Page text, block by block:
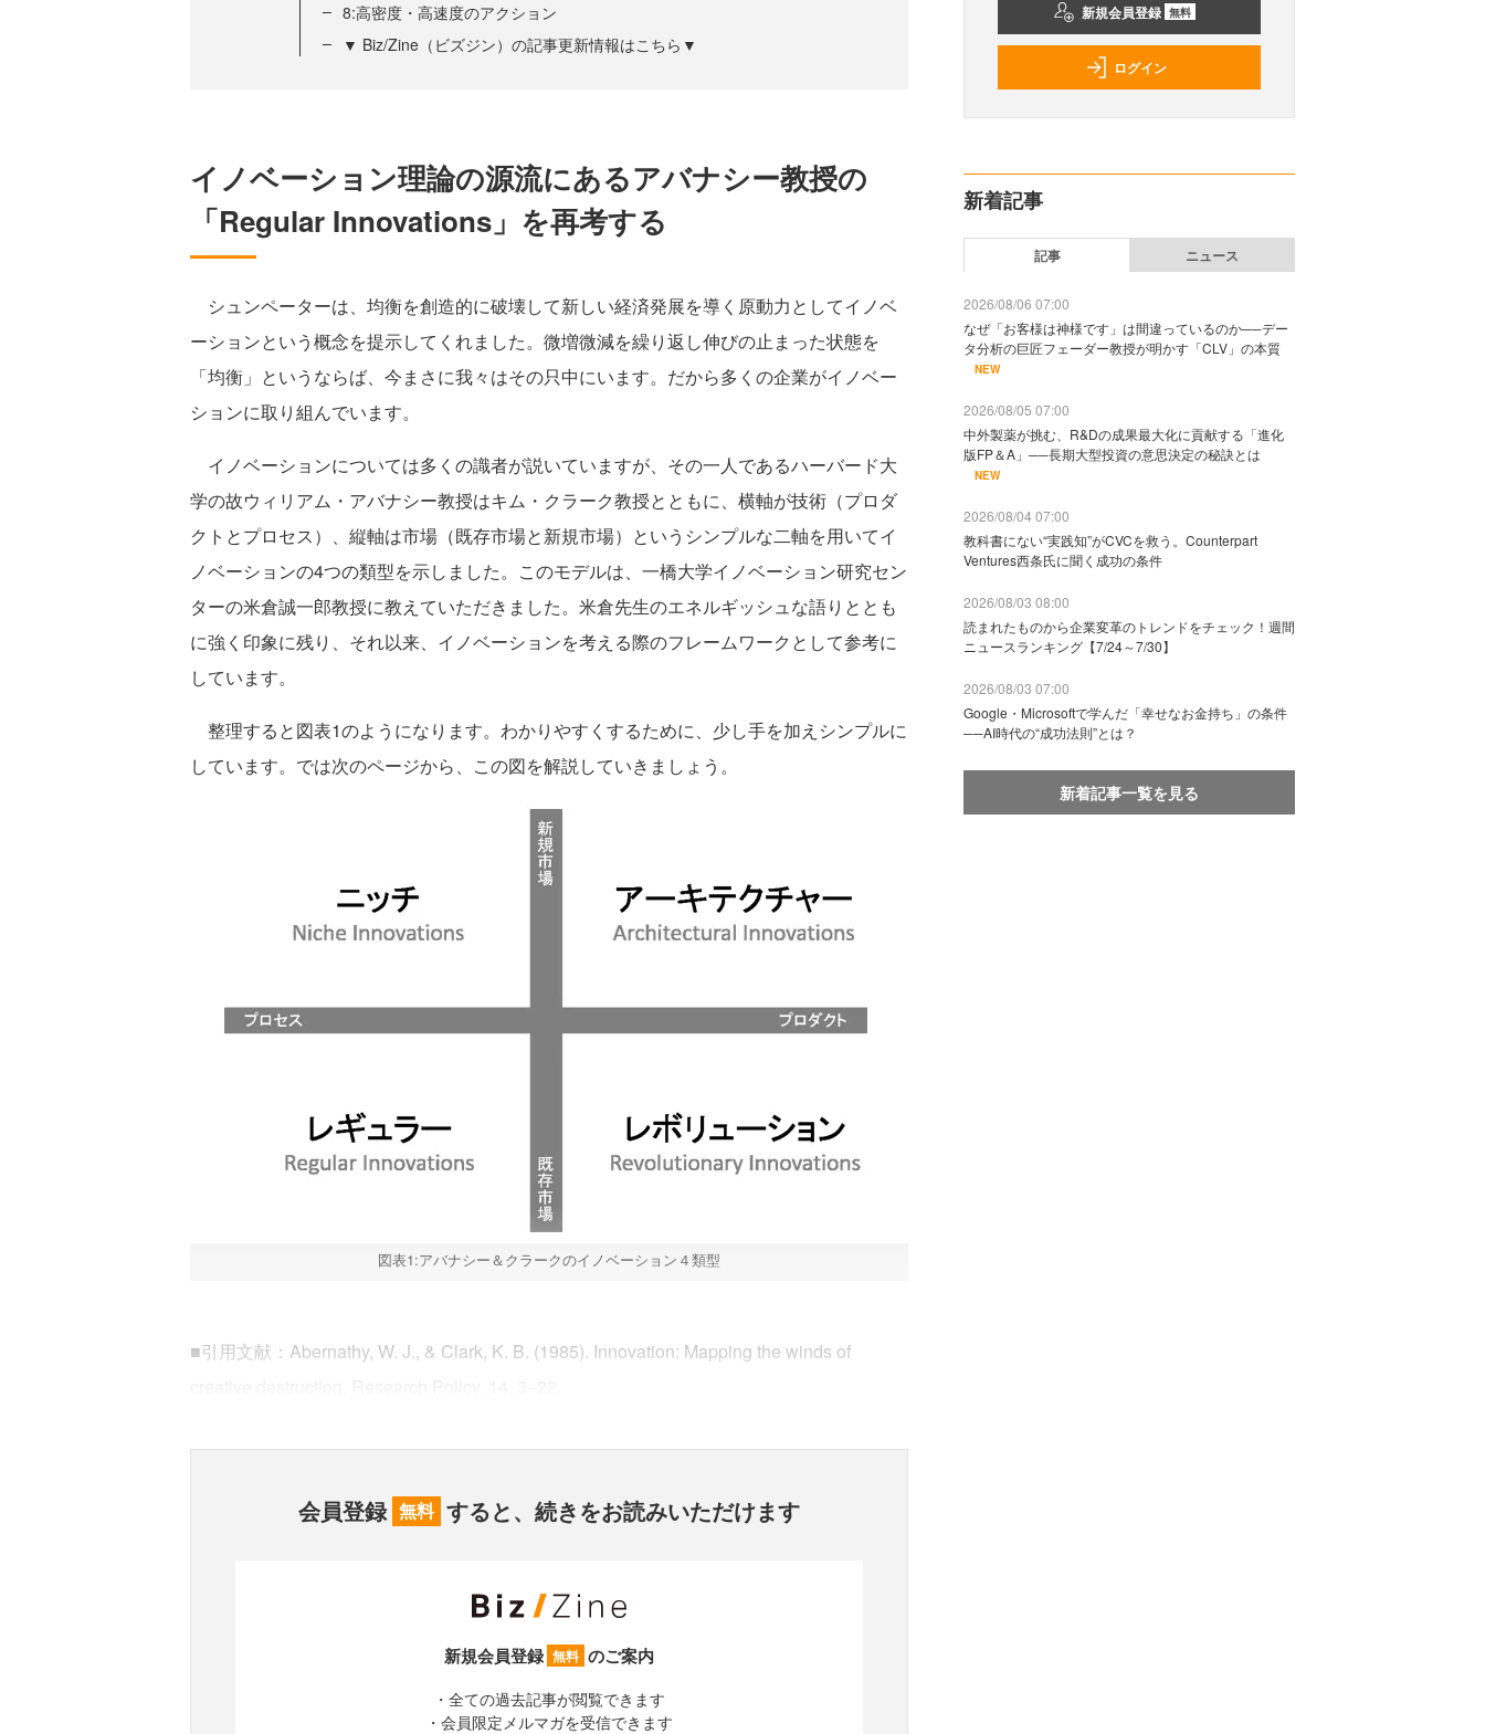
8:高密度・高速度のアクション
▼ Biz/Zine（ビズジン）の記事更新情報はこちら▼
イノベーション理論の源流にあるアバナシー教授の
「Regular Innovations」を再考する
シュンペーターは、均衡を創造的に破壊して新しい経済発展を導く原動力としてイノベ
ーションという概念を提示してくれました。微増微減を繰り返し伸びの止まった状態を
「均衡」というならば、今まさに我々はその只中にいます。だから多くの企業がイノベー
ションに取り組んでいます。
イノベーションについては多くの識者が説いていますが、その一人であるハーバード大
学の故ウィリアム・アバナシー教授はキム・クラーク教授とともに、横軸が技術（プロダ
クトとプロセス）、縦軸は市場（既存市場と新規市場）というシンプルな二軸を用いてイ
ノベーションの4つの類型を示しました。このモデルは、一橋大学イノベーション研究セン
ターの米倉誠一郎教授に教えていただきました。米倉先生のエネルギッシュな語りととも
に強く印象に残り、それ以来、イノベーションを考える際のフレームワークとして参考に
しています。
整理すると図表1のようになります。わかりやすくするために、少し手を加えシンプルに
しています。では次のページから、この図を解説していきましょう。
図表1:アバナシー＆クラークのイノベーション４類型
■引用文献：Abernathy, W. J., & Clark, K. B. (1985). Innovation: Mapping the winds of
会員登録 無料 すると、続きをお読みいただけます
新規会員登録 無料 のご案内
・全ての過去記事が閲覧できます
・会員限定メルマガを受信できます
新規会員登録 無料
ログイン
新着記事
記事 ニュース
2026/08/06 07:00
なぜ「お客様は神様です」は間違っているのか──デー
タ分析の巨匠フェーダー教授が明かす「CLV」の本質
NEW
2026/08/05 07:00
中外製薬が挑む、R&Dの成果最大化に貢献する「進化
版FP＆A」──長期大型投資の意思決定の秘訣とは
NEW
2026/08/04 07:00
教科書にない“実践知”がCVCを救う。Counterpart
Ventures西条氏に聞く成功の条件
2026/08/03 08:00
読まれたものから企業変革のトレンドをチェック！週間
ニュースランキング【7/24～7/30】
2026/08/03 07:00
Google・Microsoftで学んだ「幸せなお金持ち」の条件
──AI時代の“成功法則”とは？
新着記事一覧を見る